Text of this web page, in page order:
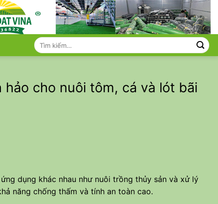
Tìm
kiếm:
hảo cho nuôi tôm, cá và lót bãi
dụng khác nhau như nuôi trồng thủy sản và xử lý
năng chống thấm và tính an toàn cao.